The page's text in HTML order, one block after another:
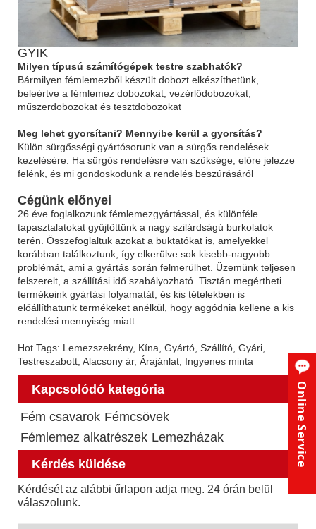
GYIK
Milyen típusú számítógépek testre szabhatók?
Bármilyen fémlemezből készült dobozt elkészíthetünk,
beleértve a fémlemez dobozokat, vezérlődobozokat,
műszerdobozokat és tesztdobozokat
Meg lehet gyorsítani? Mennyibe kerül a gyorsítás?
Külön sürgősségi gyártósorunk van a sürgős rendelések
kezelésére. Ha sürgős rendelésre van szüksége, előre jelezze
felénk, és mi gondoskodunk a rendelés beszúrásáról
Cégünk előnyei
26 éve foglalkozunk fémlemezgyártással, és különféle
tapasztalatokat gyűjtöttünk a nagy szilárdságú burkolatok
terén. Összefoglaltuk azokat a buktatókat is, amelyekkel
korábban találkoztunk, így elkerülve sok kisebb-nagyobb
problémát, ami a gyártás során felmerülhet. Üzemünk teljesen
felszerelt, a szállítási idő szabályozható. Tisztán megértheti
termékeink gyártási folyamatát, és kis tételekben is
előállíthatunk termékeket anélkül, hogy aggódnia kellene a kis
rendelési mennyiség miatt
Hot Tags: Lemezszekrény, Kína, Gyártó, Szállító, Gyári,
Testreszabott, Alacsony ár, Árajánlat, Ingyenes minta
Kapcsolódó kategória
Fém csavarok Fémcsövek
Fémlemez alkatrészek Lemezházak
Kérdés küldése
Kérdését az alábbi űrlapon adja meg. 24 órán belül
válaszolunk.
Online Service